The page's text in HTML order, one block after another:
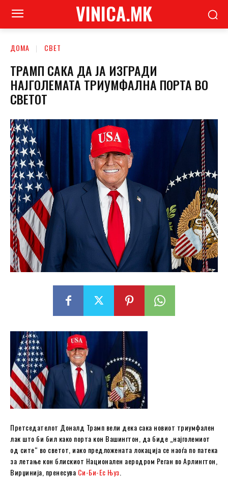
VINICA.MK
ДОМА СВЕТ
ТРАМП САКА ДА ЈА ИЗГРАДИ
НАЈГОЛЕМАТА ТРИУМФАЛНА ПОРТА ВО
СВЕТОТ
Претседателот Доналд Трамп вели дека сака новиот триумфален
лак што би бил како порта кон Вашингтон, да биде „најголемиот
од сите“ во светот, иако предложената локација се наоѓа по патека
за летање кон блискиот Национален аеродром Реган во Арлингтон,
Вирџинија, пренесува Си-Би-Ес Њуз